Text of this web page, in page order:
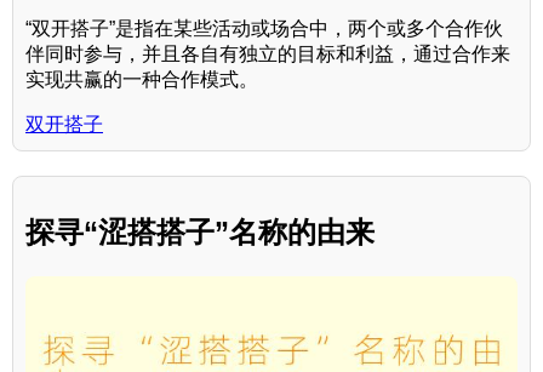
“双开搭子”是指在某些活动或场合中，两个或多个合作伙
伴同时参与，并且各自有独立的目标和利益，通过合作来
实现共赢的一种合作模式。
双开搭子
探寻“涩搭搭子”名称的由来